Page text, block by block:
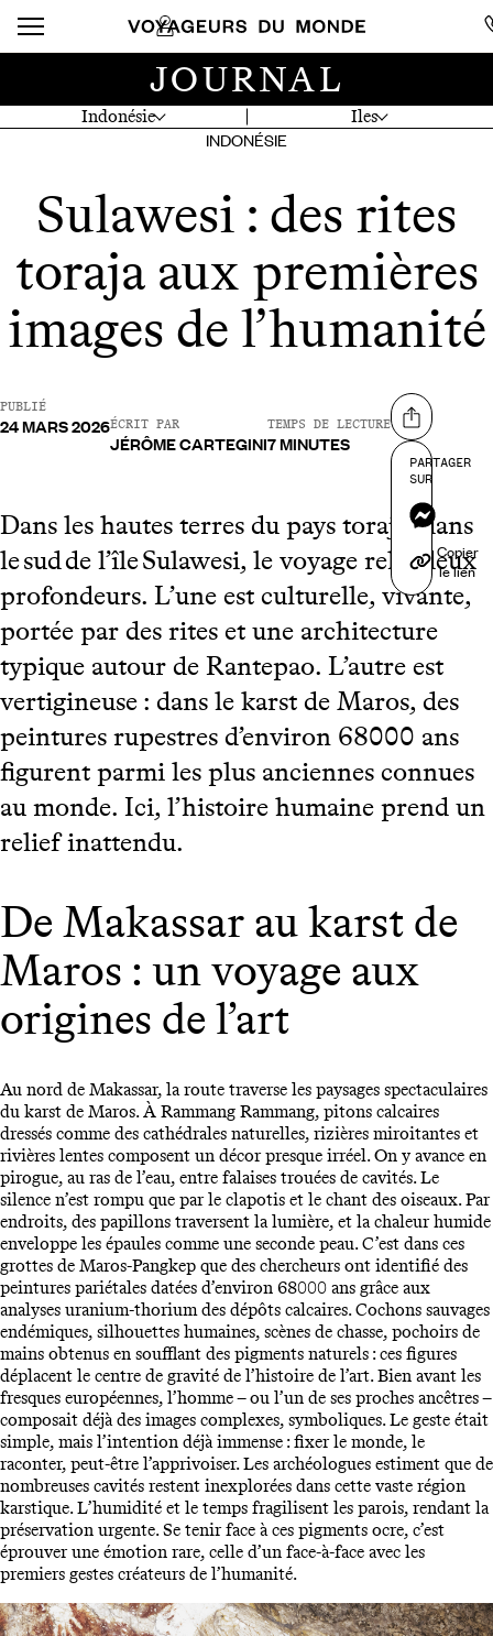
Indonésie Iles
JOURNAL
INDONÉSIE
Sulawesi : des rites
toraja aux premières
images de l’humanité
PUBLIÉ
24 MARS 2026ÉCRIT PAR
JÉRÔME CARTEGINI
TEMPS DE LECTURE
7 MINUTES
Partager
PARTAGER
SUR
Copier
le lien
Dans les hautes terres du pays toraja, dans
le sud de l’île Sulawesi, le voyage relie deux
profondeurs. L’une est culturelle, vivante,
portée par des rites et une architecture
typique autour de Rantepao. L’autre est
vertigineuse : dans le karst de Maros, des
peintures rupestres d’environ 68000 ans
figurent parmi les plus anciennes connues
au monde. Ici, l’histoire humaine prend un
relief inattendu.
De Makassar au karst de
Maros : un voyage aux
origines de l’art
Au nord de Makassar, la route traverse les paysages spectaculaires
du karst de Maros. À Rammang Rammang, pitons calcaires
dressés comme des cathédrales naturelles, rizières miroitantes et
rivières lentes composent un décor presque irréel. On y avance en
pirogue, au ras de l’eau, entre falaises trouées de cavités. Le
silence n’est rompu que par le clapotis et le chant des oiseaux. Par
endroits, des papillons traversent la lumière, et la chaleur humide
enveloppe les épaules comme une seconde peau. C’est dans ces
grottes de Maros-Pangkep que des chercheurs ont identifié des
peintures pariétales datées d’environ 68000 ans grâce aux
analyses uranium-thorium des dépôts calcaires. Cochons sauvages
endémiques, silhouettes humaines, scènes de chasse, pochoirs de
mains obtenus en soufflant des pigments naturels : ces figures
déplacent le centre de gravité de l’histoire de l’art. Bien avant les
fresques européennes, l’homme – ou l’un de ses proches ancêtres –
composait déjà des images complexes, symboliques. Le geste était
simple, mais l’intention déjà immense : fixer le monde, le
raconter, peut-être l’apprivoiser. Les archéologues estiment que de
nombreuses cavités restent inexplorées dans cette vaste région
karstique. L’humidité et le temps fragilisent les parois, rendant la
préservation urgente. Se tenir face à ces pigments ocre, c’est
éprouver une émotion rare, celle d’un face-à-face avec les
premiers gestes créateurs de l’humanité.